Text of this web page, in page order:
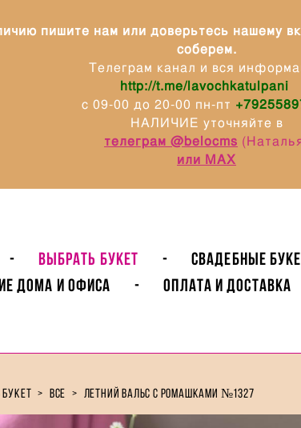
пишите нам или доверьтесь нашему
соберем.
Телеграм канал и вся
http://t.me/lavochkatulpani
с 09-00 до 20-00 пн-пт
НАЛИЧИЕ уточняйте в
телеграм @belocms
или МАХ
- ВЫБРАТЬ БУКЕТ - Свадебные
Дома и Офиса
- Оплата и доставка
> все > летний вальс с ромашками №1327